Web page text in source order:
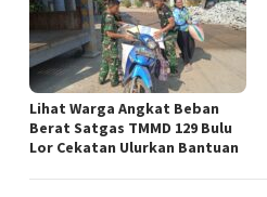
Lihat Warga Angkat Beban
Berat Satgas TMMD 129 Bulu
Lor Cekatan Ulurkan Bantuan